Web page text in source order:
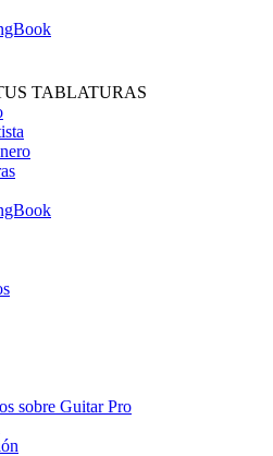
TABLATURAS
sobre Guitar Pro